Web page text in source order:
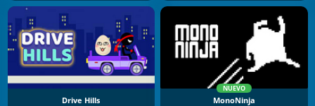
Drive Hills
NUEVO
MonoNinja